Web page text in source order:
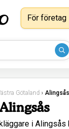
För företag
Götaland › Alingsås
i Alingsås